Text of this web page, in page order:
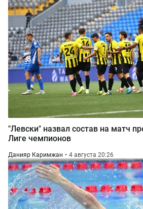
"Левски" назвал состав на матч
Лиге чемпионов
Данияр Каримжан 4 августа 20:26